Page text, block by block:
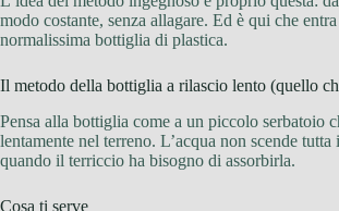
modo costante, senza allagare. Ed è qui che
normalissima bottiglia di plastica.
Il metodo della bottiglia a rilascio lento (quello
Pensa alla bottiglia come a un piccolo serbatoio
lentamente nel terreno. L’acqua non scende tutta
quando il terriccio ha bisogno di assorbirla.
Cosa ti serve